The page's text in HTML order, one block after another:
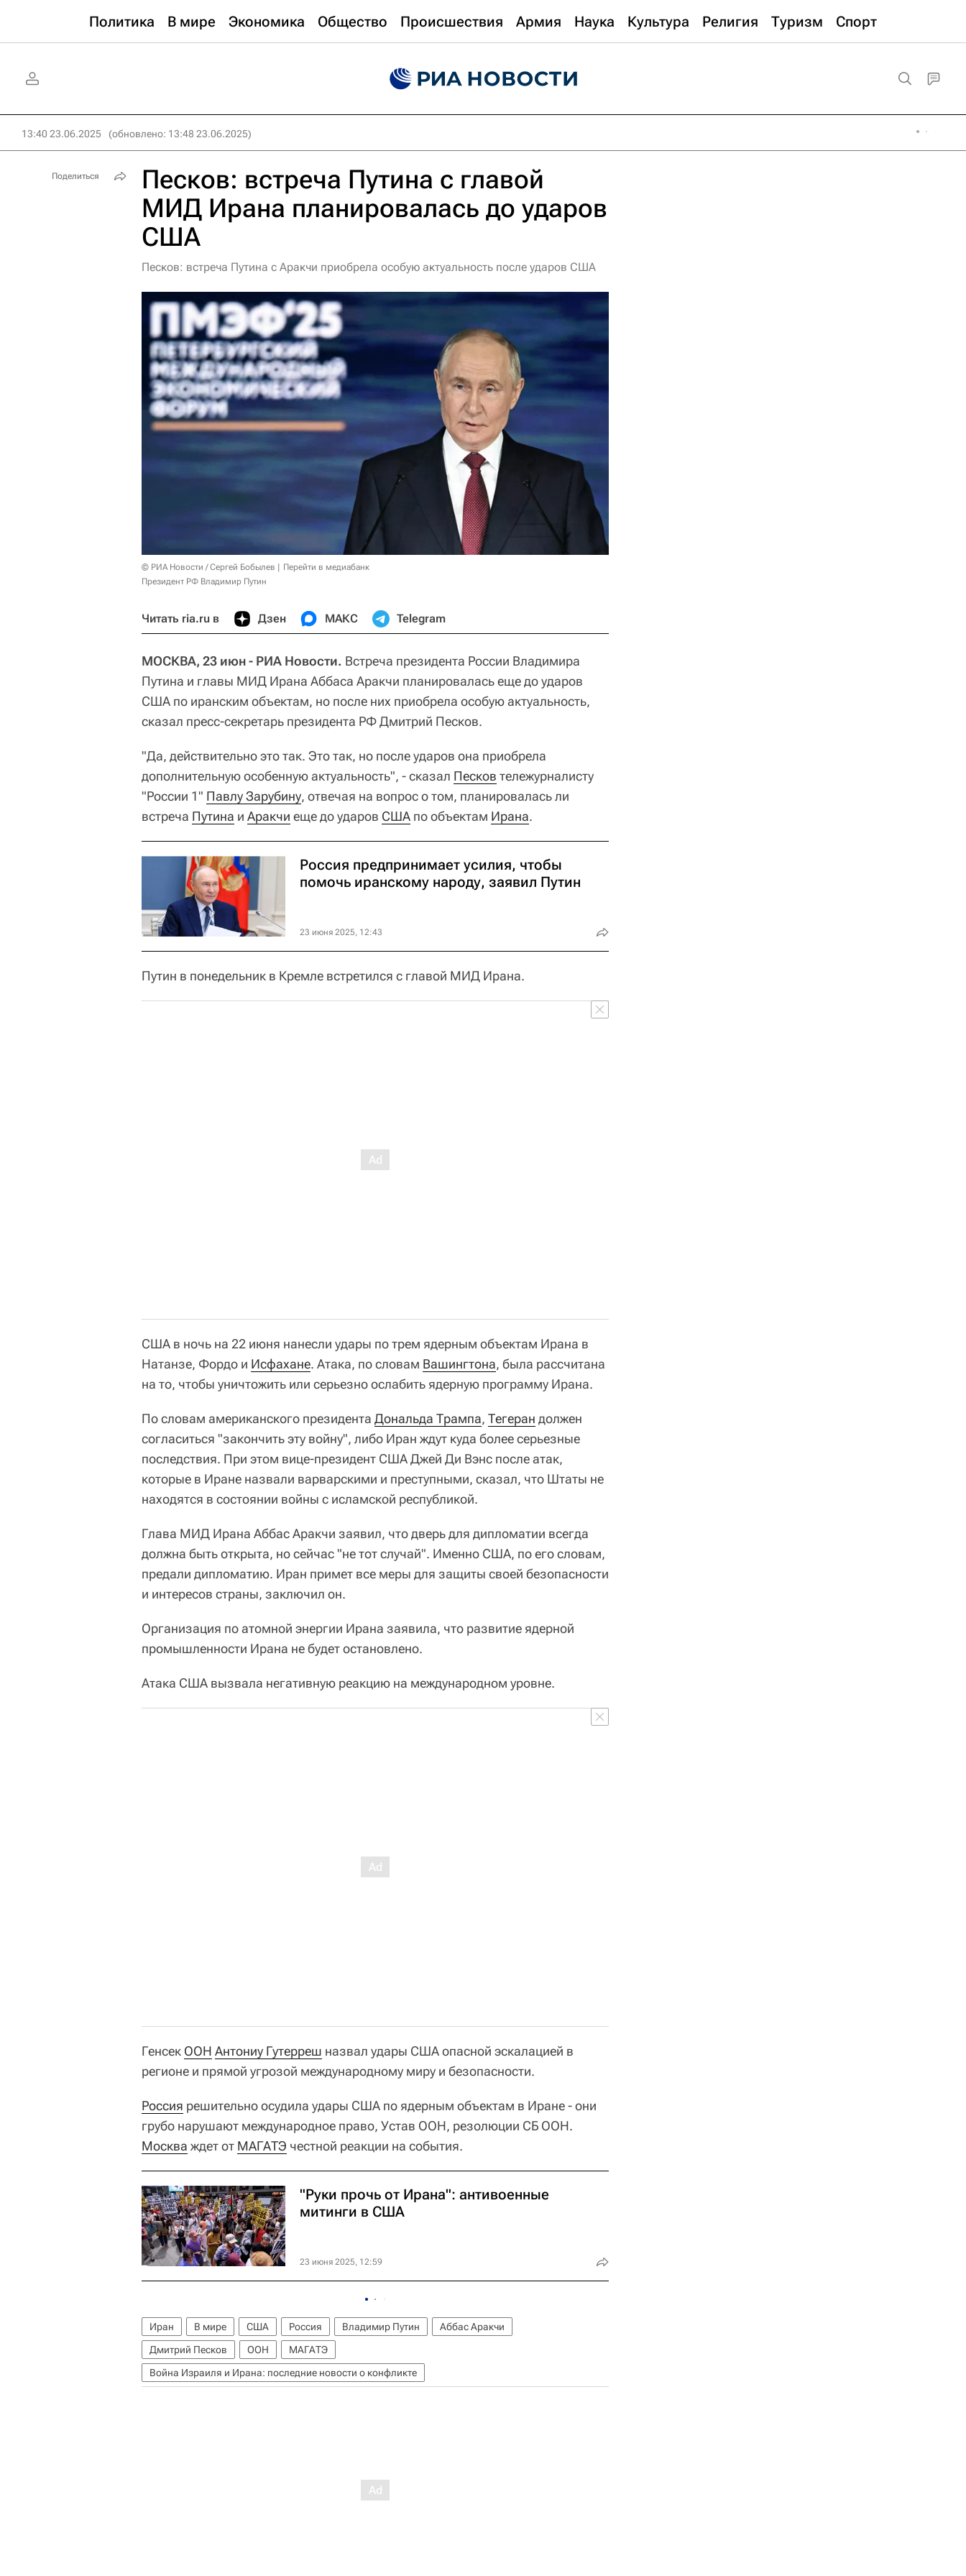
Политика В мире Экономика Общество Происшествия Армия Наука Культура Религия Туризм Спорт
13:40 23.06.2025 (обновлено: 13:48 23.06.2025)
Песков: встреча Путина с главой
МИД Ирана планировалась до ударов
США
Песков: встреча Путина с Аракчи приобрела особую актуальность после ударов США
© РИА Новости / Сергей Бобылев
Перейти в медиабанк
Президент РФ Владимир Путин
Читать ria.ru в Дзен МАКС Telegram
МОСКВА, 23 июн - РИА Новости. Встреча президента России Владимира
Путина и главы МИД Ирана Аббаса Аракчи планировалась еще до ударов
США по иранским объектам, но после них приобрела особую актуальность,
сказал пресс-секретарь президента РФ Дмитрий Песков.
"Да, действительно это так. Это так, но после ударов она приобрела
дополнительную особенную актуальность", - сказал Песков тележурналисту
"России 1" Павлу Зарубину, отвечая на вопрос о том, планировалась ли
встреча Путина и Аракчи еще до ударов США по объектам Ирана.
Россия предпринимает усилия, чтобы
помочь иранскому народу, заявил Путин
23 июня 2025, 12:43
Путин в понедельник в Кремле встретился с главой МИД Ирана.
США в ночь на 22 июня нанесли удары по трем ядерным объектам Ирана в
Натанзе, Фордо и Исфахане. Атака, по словам Вашингтона, была рассчитана
на то, чтобы уничтожить или серьезно ослабить ядерную программу Ирана.
По словам американского президента Дональда Трампа, Тегеран должен
согласиться "закончить эту войну", либо Иран ждут куда более серьезные
последствия. При этом вице-президент США Джей Ди Вэнс после атак,
которые в Иране назвали варварскими и преступными, сказал, что Штаты не
находятся в состоянии войны с исламской республикой.
Глава МИД Ирана Аббас Аракчи заявил, что дверь для дипломатии всегда
должна быть открыта, но сейчас "не тот случай". Именно США, по его словам,
предали дипломатию. Иран примет все меры для защиты своей безопасности
и интересов страны, заключил он.
Организация по атомной энергии Ирана заявила, что развитие ядерной
промышленности Ирана не будет остановлено.
Атака США вызвала негативную реакцию на международном уровне.
Генсек ООН Антониу Гутерреш назвал удары США опасной эскалацией в
регионе и прямой угрозой международному миру и безопасности.
Россия решительно осудила удары США по ядерным объектам в Иране - они
грубо нарушают международное право, Устав ООН, резолюции СБ ООН.
Москва ждет от МАГАТЭ честной реакции на события.
"Руки прочь от Ирана": антивоенные
митинги в США
23 июня 2025, 12:59
Иран В мире США Россия Владимир Путин
Аббас Аракчи
Дмитрий Песков
ООН
МАГАТЭ
Война Израиля и Ирана: последние новости о конфликте
Поделиться